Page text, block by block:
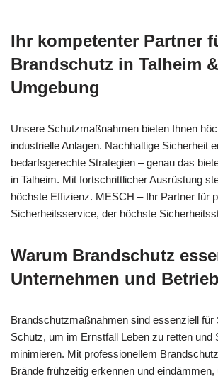
Ihr kompetenter Partner
Brandschutz in Talheim &
Umgebung
Unsere Schutzmaßnahmen bieten Ihnen
industrielle Anlagen. Nachhaltige Sicherheit
bedarfsgerechte Strategien – genau das
in Talheim. Mit fortschrittlicher Ausrüstung
höchste Effizienz. MESCH – Ihr Partner für
Sicherheitsservice, der höchste
Warum Brandschutz
Unternehmen und
Brandschutzmaßnahmen sind essenziell für
Schutz, um im Ernstfall Leben zu retten und
minimieren. Mit professionellem
Brände frühzeitig erkennen und